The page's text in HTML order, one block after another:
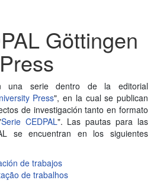
Göttingen
una serie dentro de la editorial
Press", en la cual se publican
de investigación tanto en formato
Serie CEDPAL". Las pautas para las
se encuentran en los siguientes
de trabajos
de trabalhos